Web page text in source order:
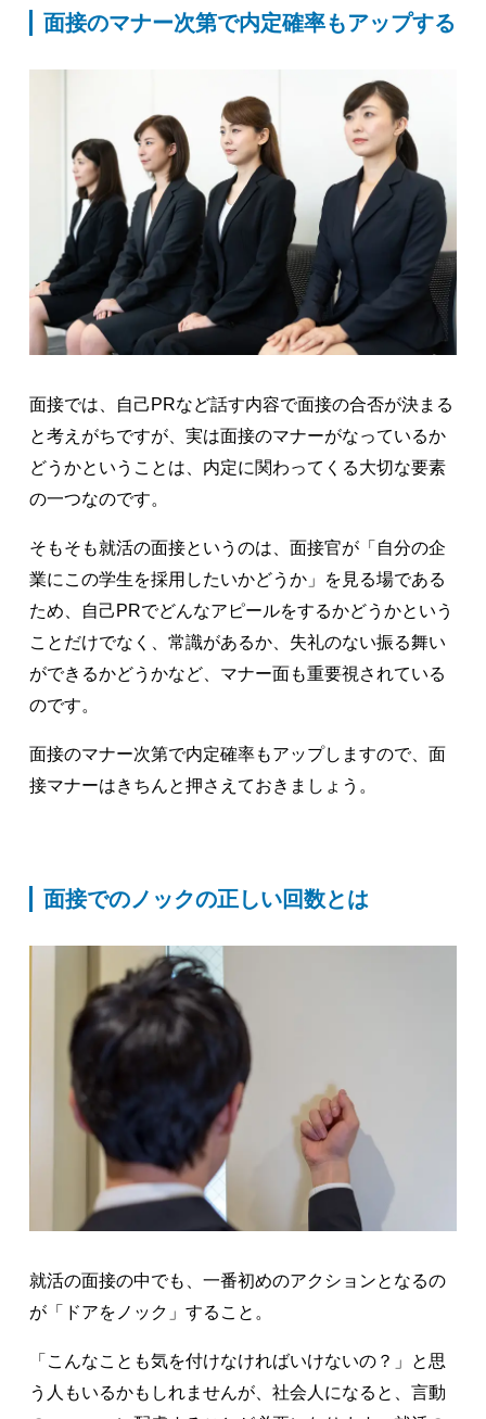
面接のマナー次第で内定確率もアップする
面接では、自己PRなど話す内容で面接の合否が決まる
と考えがちですが、実は面接のマナーがなっているか
どうかということは、内定に関わってくる大切な要素
の一つなのです。
そもそも就活の面接というのは、面接官が「自分の企
業にこの学生を採用したいかどうか」を見る場である
ため、自己PRでどんなアピールをするかどうかという
ことだけでなく、常識があるか、失礼のない振る舞い
ができるかどうかなど、マナー面も重要視されている
のです。
面接のマナー次第で内定確率もアップしますので、面
接マナーはきちんと押さえておきましょう。
面接でのノックの正しい回数とは
就活の面接の中でも、一番初めのアクションとなるの
が「ドアをノック」すること。
「こんなことも気を付けなければいけないの？」と思
う人もいるかもしれませんが、社会人になると、言動